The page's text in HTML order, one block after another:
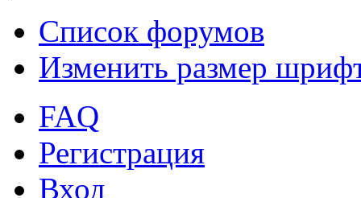
Список форумов
Изменить размер
FAQ
Регистрация
Вход